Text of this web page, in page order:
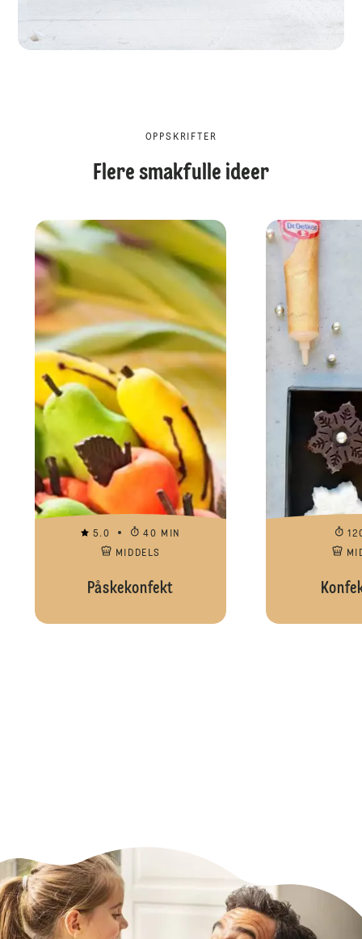
OPPSKRIFTER
Flere smakfulle ideer
5.0
40 MIN
MIDDELS
Påskekonfekt